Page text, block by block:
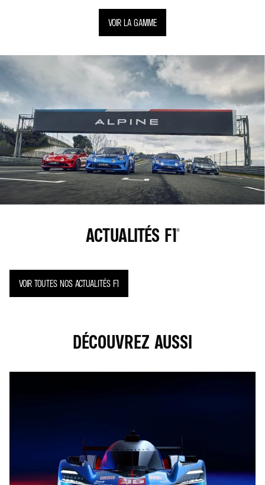
VOIR LA GAMME
ACTUALITÉS F1®
VOIR TOUTES NOS ACTUALITÉS F1
DÉCOUVREZ AUSSI